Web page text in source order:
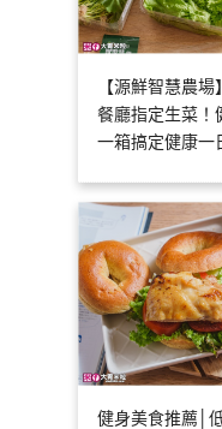
【源鮮智慧農
餐廳指定生菜！
一箱搞定健康一
健身美食推薦│